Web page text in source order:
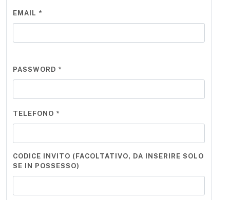
EMAIL *
PASSWORD *
TELEFONO *
CODICE INVITO (FACOLTATIVO, DA INSERIRE SOLO
SE IN POSSESSO)